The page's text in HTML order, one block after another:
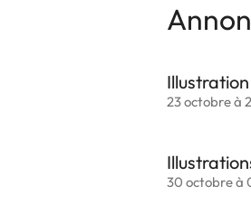
23 octobre à
30 octobre à